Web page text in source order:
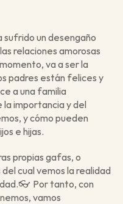
sufrido un desengaño
relaciones amorosas
va a ser la
padres están felices y
a una familia
la importancia y del
y cómo pueden
e hijas.
propias gafas, o
cual vemos la realidad
Por tanto, con
vamos